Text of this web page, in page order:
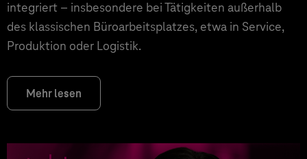
integriert – insbesondere bei Tätigkeiten außerhalb
des klassischen Büroarbeitsplatzes, etwa in Service,
Produktion oder Logistik.
Mehr lesen